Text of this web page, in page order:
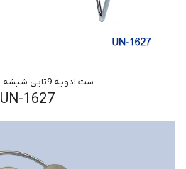
ست ادویه 9تایی شیشه مربع هرمی
UN-1627